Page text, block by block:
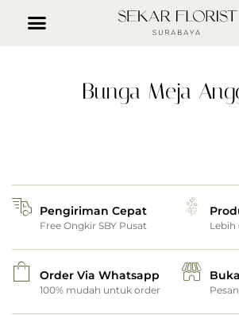
Bunga Meja
Pengiriman Cepat
Free Ongkir SBY Pusat Lebih
Order Via Whatsapp
100% mudah untuk order